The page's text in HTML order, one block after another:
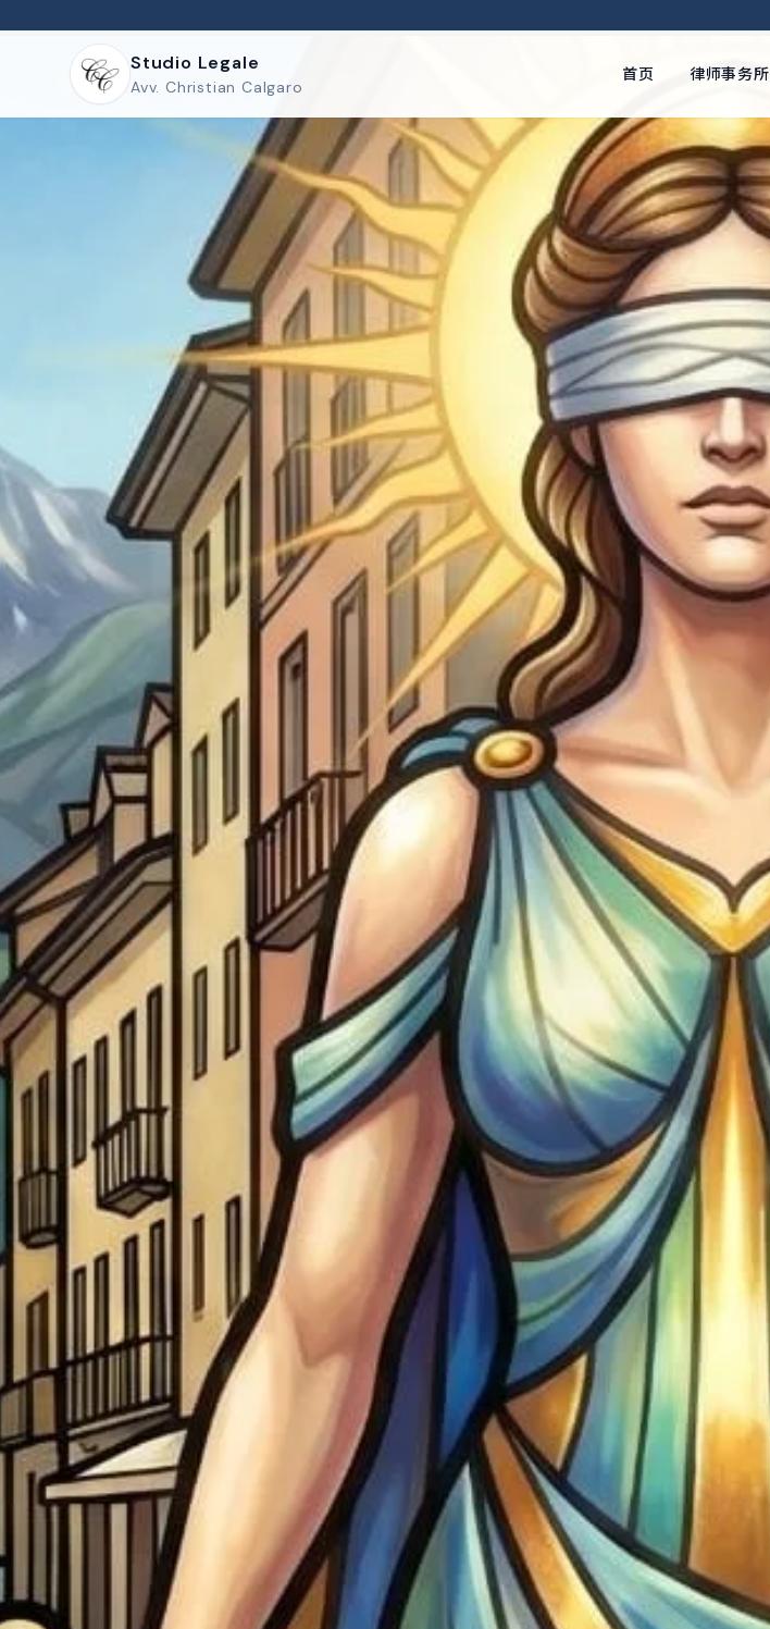
Studio Legale
Avv. Christian Calgaro
首页 律师事务所